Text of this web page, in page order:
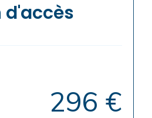
d'accès
296 €